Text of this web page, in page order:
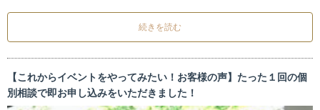
続きを読む
【これからイベントをやってみたい！お客様の声】たった１回の個
別相談で即お申し込みをいただきました！